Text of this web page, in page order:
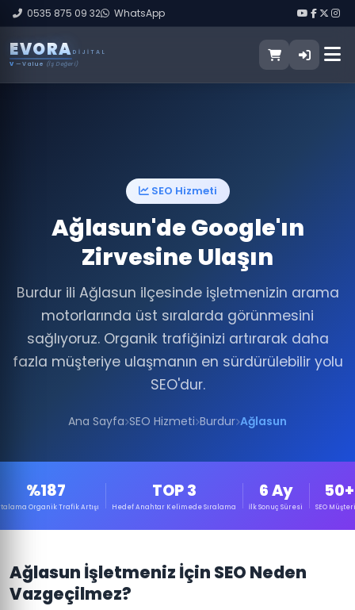
0535 875 09 32 WhatsApp
EVORA DIJITAL
V — Value (İş Değeri)
SEO Hizmeti
Ağlasun'de Google'ın
Zirvesine Ulaşın
Burdur ili Ağlasun ilçesinde işletmenizin arama
motorlarında üst sıralarda görünmesini
sağlıyoruz. Organik trafiğinizi artırarak daha
fazla müşteriye ulaşmanın en sürdürülebilir yolu
SEO'dur.
Ana Sayfa SEO Hizmeti Burdur Ağlasun
%187
Organik Trafik Artışı
TOP 3
Hedef Anahtar Kelimede Sıralama
6 Ay
İlk Sonuç Süresi
50+
SEO
Ağlasun İşletmeniz İçin SEO Neden
Vazgeçilmez?